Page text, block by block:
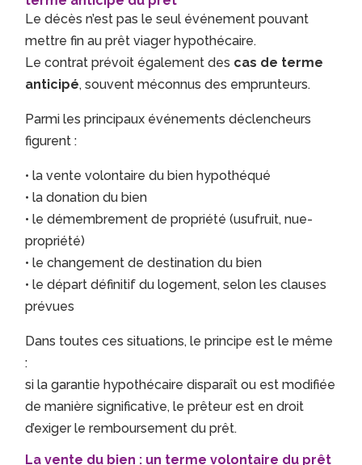
Le décès n’est pas le seul événement pouvant
mettre fin au prêt viager hypothécaire.
Le contrat prévoit également des cas de terme
anticipé, souvent méconnus des emprunteurs.
Parmi les principaux événements déclencheurs
figurent :
• la vente volontaire du bien hypothéqué
• la donation du bien
• le démembrement de propriété (usufruit, nue-
propriété)
• le changement de destination du bien
• le départ définitif du logement, selon les clauses
prévues
Dans toutes ces situations, le principe est le même
:
si la garantie hypothécaire disparaît ou est modifiée
de manière significative, le prêteur est en droit
d’exiger le remboursement du prêt.
La vente du bien : un terme volontaire du prêt